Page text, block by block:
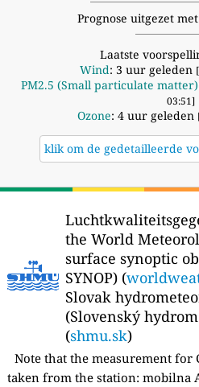
Prognose uitgezet
Laatste
Wind: 3 uur geleden
PM2.5 (Small particulate matter)
03:51]
Ozone: 4 uur geleden
klik om de gedetailleerde
the World
surface synoptic
SYNOP) (
Slovak
(Slovenský
(shmu.sk)
Note that the measurement for
taken from the station: mobilna